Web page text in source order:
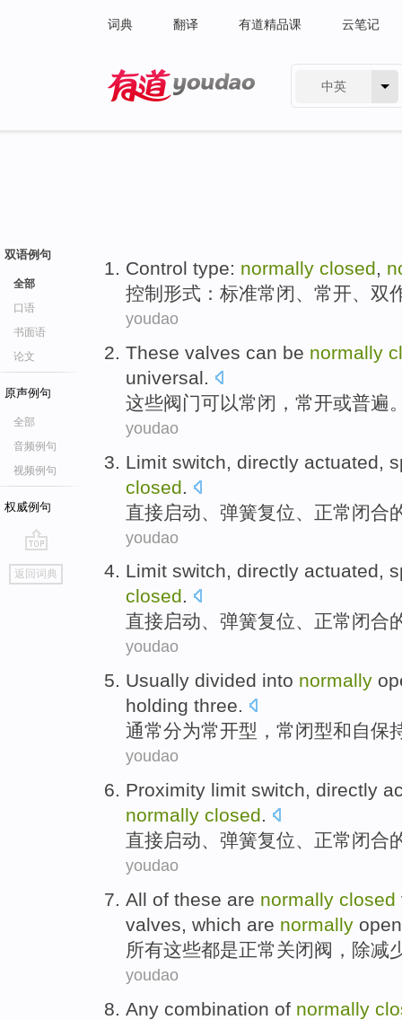
词典 翻译 有道精品课 云笔记
中英
双语例句
全部
口语
书面语
论文
原声例句
全部
音频例句
视频例句
权威例句
go
top
返回词典
Control type: normally closed,
控制 形式 ：标准常闭、常开、 双
youdao
These valves can be normally
universal.
这些阀门可以常闭 ，常开或普遍
youdao
Limit switch directly actuated
closed
直接启动 弹簧复位、 正常闭合
youdao
Limit switch, directly actuated,
closed.
直接启动、 弹簧复位、 正常闭合
youdao
Usually divided into normally
holding three.
通常分为常开型，常闭型和 自保
youdao
Proximity limit switch, directly
normally closed.
直接启动、 弹簧复位、 正常闭合
youdao
All of these are normally closed
valves, which are normally open
所有这些都是正常关闭阀 ， 除减
youdao
Any combination of normally